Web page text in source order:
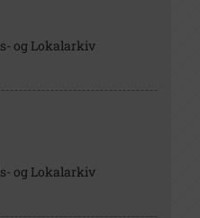
og Lokalarkiv
og Lokalarkiv